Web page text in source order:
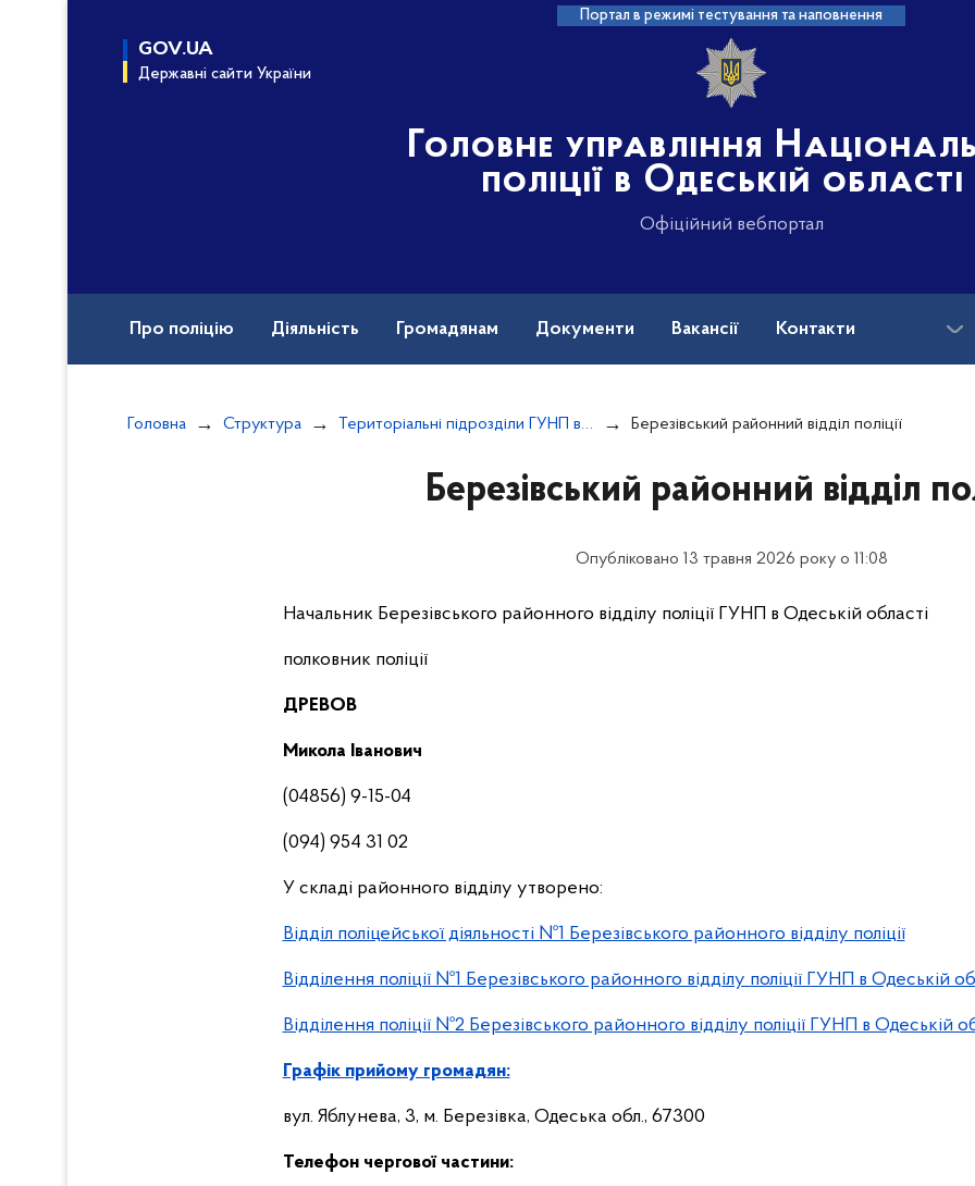
Портал в режимі тестування та наповнення
GOV.UA
Державні сайти України
Головне управління
поліції в Одеській області
Офіційний вебпортал
Про поліцію Діяльність Громадянам Документи Вакансії Контакти
Головна Структура Територіальні підрозділи ГУНП в Одеській області Березівський районний відділ поліції
Березівський районний відділ
Опубліковано 13 травня 2026 року о 11:08
Начальник Березівського районного відділу поліції ГУНП в Одеській області
полковник поліції
ДРЕВОВ
Микола Іванович
(04856) 9-15-04
(094) 954 31 02
У складі районного відділу утворено:
Відділ поліцейської діяльності №1 Березівського районного відділу поліції
Відділення поліції №1 Березівського районного відділу поліції ГУНП в Одеській
Відділення поліції №2 Березівського районного відділу поліції ГУНП в Одеській
Графік прийому громадян:
вул. Яблунева, 3, м. Березівка, Одеська обл., 67300
Телефон чергової частини: